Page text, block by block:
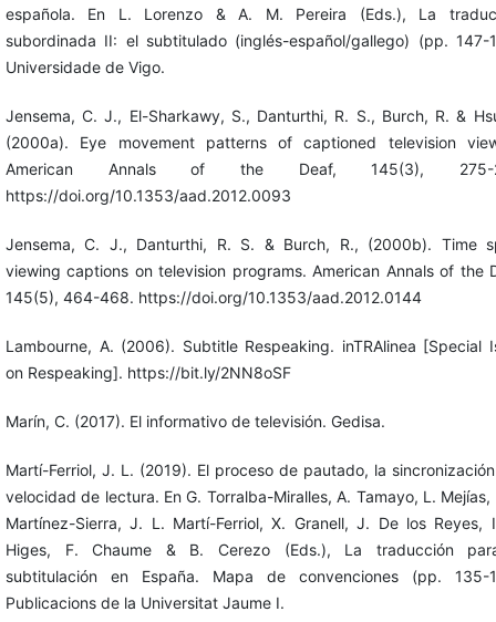
española. En L. Lorenzo & A. M. Pereira (Eds.), La
subordinada II: el subtitulado (inglés-español/gallego) (pp. 147-
Universidade de Vigo.
Jensema, C. J., El-Sharkawy, S., Danturthi, R. S., Burch, R. &
(2000a). Eye movement patterns of captioned television
American Annals of the Deaf, 145(3), 275-
https://doi.org/10.1353/aad.2012.0093
Jensema, C. J., Danturthi, R. S. & Burch, R., (2000b). Time
viewing captions on television programs. American Annals of the
145(5), 464-468. https://doi.org/10.1353/aad.2012.0144
Lambourne, A. (2006). Subtitle Respeaking. inTRAlinea [Special
on Respeaking]. https://bit.ly/2NN8oSF
Marín, C. (2017). El informativo de televisión. Gedisa.
Martí-Ferriol, J. L. (2019). El proceso de pautado, la
velocidad de lectura. En G. Torralba-Miralles, A. Tamayo, L.
Martínez-Sierra, J. L. Martí-Ferriol, X. Granell, J. De los Reyes,
Higes, F. Chaume & B. Cerezo (Eds.), La traducción
subtitulación en España. Mapa de convenciones (pp. 135-
Publicacions de la Universitat Jaume I.